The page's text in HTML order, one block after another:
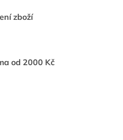
zboží
od 2000 Kč